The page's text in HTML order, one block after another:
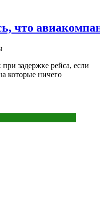
что
задержке рейса, если
которые ничего